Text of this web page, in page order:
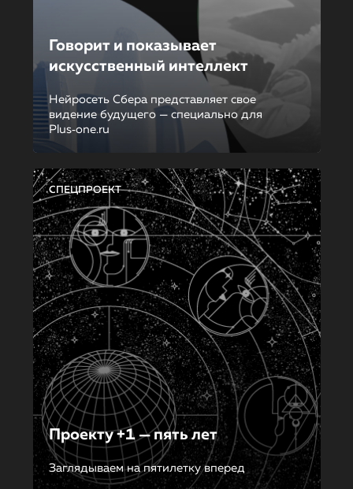
Говорит и показывает
искусственный интеллект
Нейросеть Сбера представляет свое
видение будущего — специально для
Plus‑one.ru
СПЕЦПРОЕКТ
Проекту +1 — пять лет
Заглядываем на пятилетку вперед